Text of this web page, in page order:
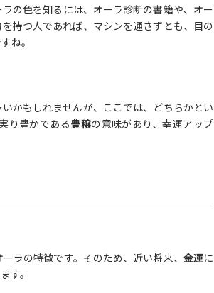
の色を知るには、オーラ診断の書籍や、オー
持つ人であれば、マシンを通さずとも、目の
ね。
かもしれませんが、ここでは、どちらかとい
り豊かである豊穣の意味があり、幸運アップ
ラの特徴です。そのため、近い将来、 金運に
す。